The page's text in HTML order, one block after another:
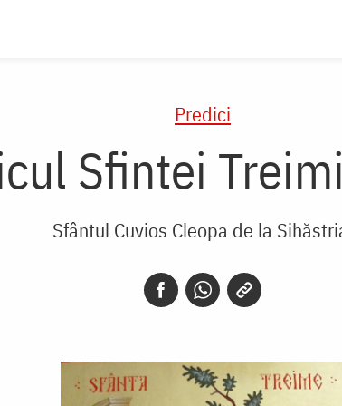
Predici
Sfintei
Sfântul Cuvios Cleopa de la